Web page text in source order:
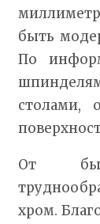
быть
По
столами,
От
хром.